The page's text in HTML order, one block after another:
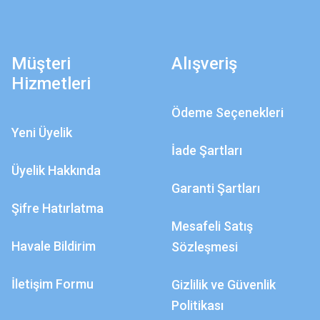
Müşteri
Hizmetleri
Yeni Üyelik
Üyelik Hakkında
Şifre Hatırlatma
Havale Bildirim
İletişim Formu
Alışveriş
Ödeme Seçenekleri
İade Şartları
Garanti Şartları
Mesafeli Satış
Sözleşmesi
Gizlilik ve Güvenlik
Politikası